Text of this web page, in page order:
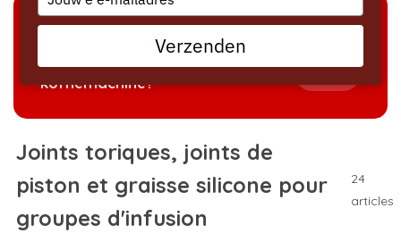
Welke producten passen bij mijn
koffiemachine?
Joints toriques, joints de
piston et graisse silicone pour
groupes d'infusion
24
articles
your
email
Verzenden